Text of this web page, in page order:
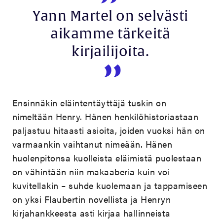
Yann Martel on selvästi
aikamme tärkeitä
kirjailijoita.
Ensinnäkin eläintentäyttäjä tuskin on
nimeltään Henry. Hänen henkilöhistoriastaan
paljastuu hitaasti asioita, joiden vuoksi hän on
varmaankin vaihtanut nimeään. Hänen
huolenpitonsa kuolleista eläimistä puolestaan
on vähintään niin makaaberia kuin voi
kuvitellakin – suhde kuolemaan ja tappamiseen
on yksi Flaubertin novellista ja Henryn
kirjahankkeesta asti kirjaa hallinneista